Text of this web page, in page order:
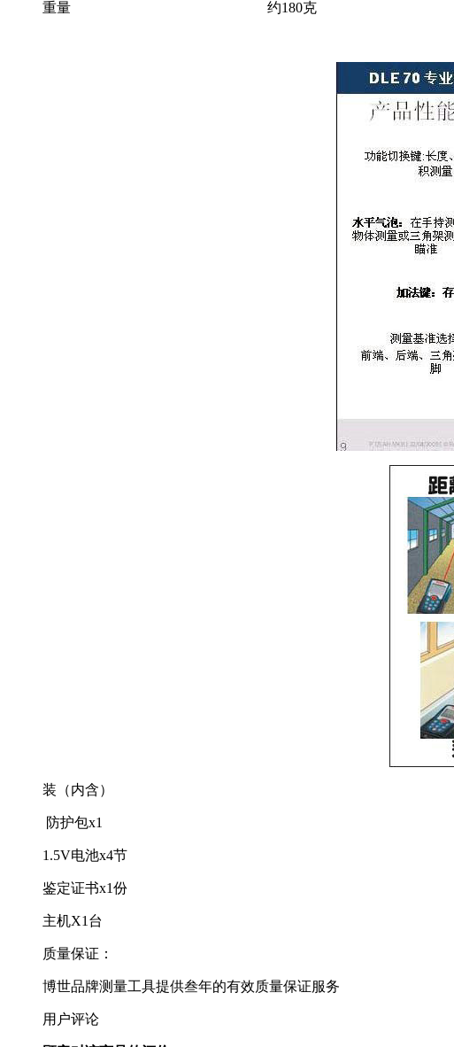
重量
约180克
装（内含）
防护包x1
1.5V电池x4节
鉴定证书x1份
主机X1台
质量保证：
博世品牌测量工具提供叁年的有效质量保证服务
用户评论